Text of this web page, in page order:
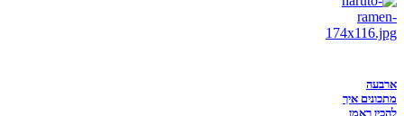
ארבעה
מתכונים איך
להכין ראמן